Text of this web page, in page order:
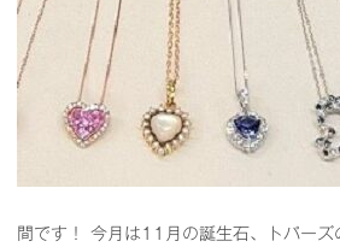
間です！ 今月は11月の誕生石、トパー